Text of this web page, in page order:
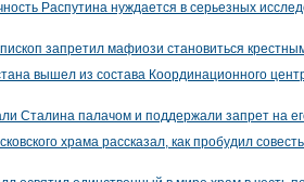
Распутина нуждается в серьезных
запретил мафиози становиться
вышел из состава Координационного
Сталина палачом и поддержали запрет на
храма рассказал, как пробудил